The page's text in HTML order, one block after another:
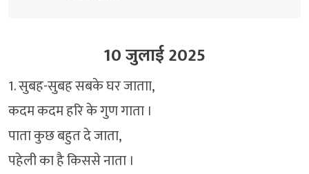
10 जुलाई 2025
1. सुबह-सुबह सबके घर जाताा,
कदम कदम हरि के गुण गाता ।
पाता कुछ बहुत दे जाता,
पहेली का है किससे नाता ।